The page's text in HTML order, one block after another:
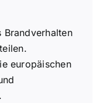
Brandverhalten
europäischen